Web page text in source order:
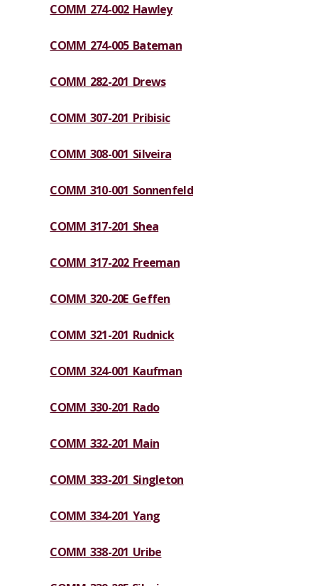
COMM 274-002 Hawley
COMM 274-005 Bateman
COMM 282-201 Drews
COMM 307-201 Pribisic
COMM 308-001 Silveira
COMM 310-001 Sonnenfeld
COMM 317-201 Shea
COMM 317-202 Freeman
COMM 320-20E Geffen
COMM 321-201 Rudnick
COMM 324-001 Kaufman
COMM 330-201 Rado
COMM 332-201 Main
COMM 333-201 Singleton
COMM 334-201 Yang
COMM 338-201 Uribe